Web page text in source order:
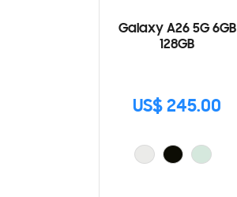
Galaxy A26 5G 6GB
128GB
US$ 245.00